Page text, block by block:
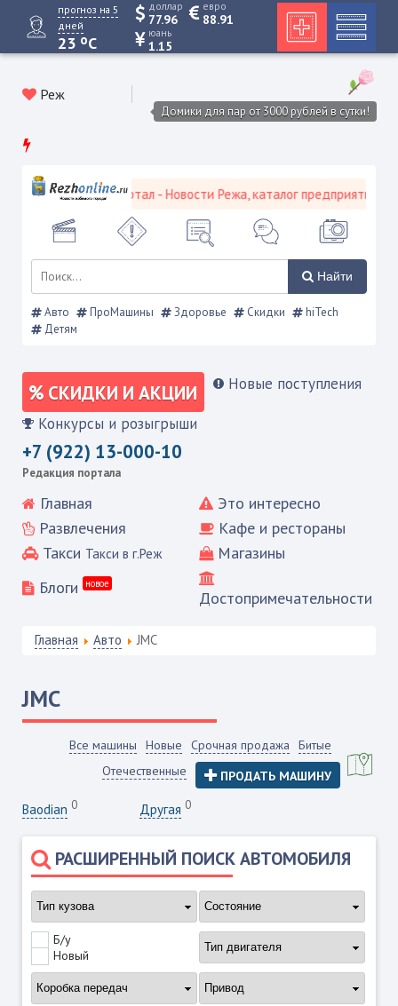
прогноз на 5
дней
23 oC
доллар
77.96
евро
88.91
юань
1.15
Реж
Домики для пар от 3000 рублей в сутки!
городской портал - Новости Режа, каталог предприятий,
Найти
Авто ПроМашины Здоровье Скидки
hiTech
Детям
СКИДКИ И АКЦИИ Новые поступления
Конкурсы и розыгрыши
+7 (922) 13-000-10
Редакция портала
Главная
Это интересно
Развлечения
Кафе и рестораны
Такси Такси в г.Реж
Магазины
Блоги
новое
Достопримечательности
Главная Авто JMC
JMC
Все машины Новые Срочная продажа
Битые
Отечественные
ПРОДАТЬ МАШИНУ
Baodian 0 Другая 0
РАСШИРЕННЫЙ ПОИСК АВТОМОБИЛЯ
Б/у
Новый